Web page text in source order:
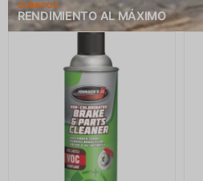
QUÍMICOS
RENDIMIENTO AL MÁXIMO